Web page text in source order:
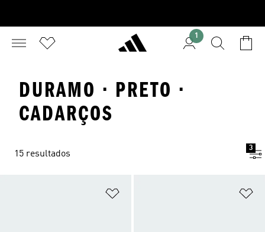
1
DURAMO · PRETO ·
CADARÇOS
15 resultados
3